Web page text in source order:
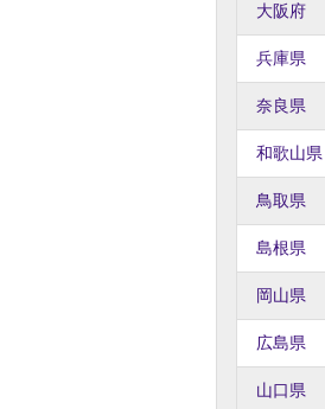
大阪府
兵庫県
奈良県
和歌山県
鳥取県
島根県
岡山県
広島県
山口県